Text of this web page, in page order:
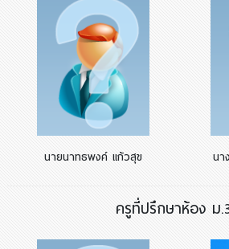
นายนาทธพงค์ แก้วสุข นา
ครูที่ปรึกษาห้อง ม